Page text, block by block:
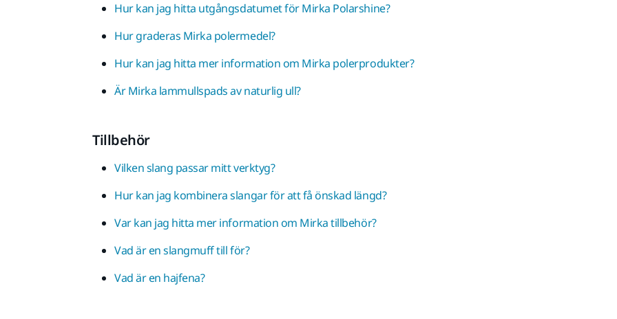
Hur kan jag hitta utgångsdatumet för Mirka Polarshine?
Hur graderas Mirka polermedel?
Hur kan jag hitta mer information om Mirka polerprodukter?
Är Mirka lammullspads av naturlig ull?
Tillbehör
Vilken slang passar mitt verktyg?
Hur kan jag kombinera slangar för att få önskad längd?
Var kan jag hitta mer information om Mirka tillbehör?
Vad är en slangmuff till för?
Vad är en hajfena?